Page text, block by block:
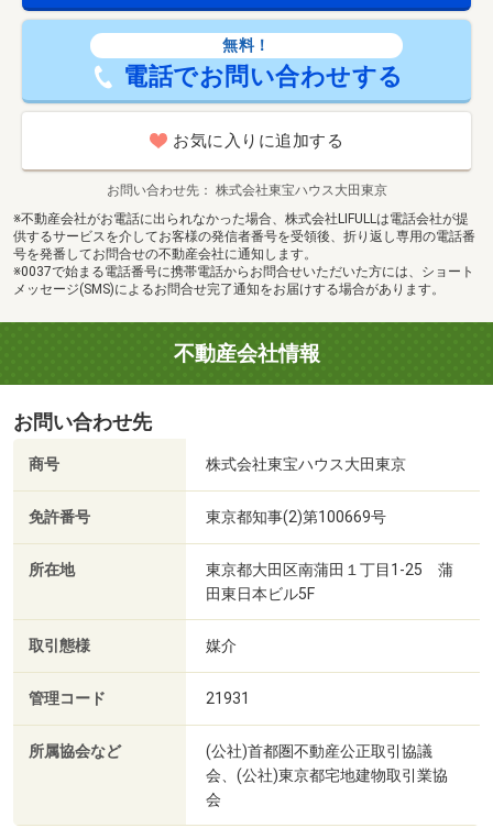
無料！
電話でお問い合わせする
お気に入りに追加する
お問い合わせ先
株式会社東宝ハウス大田東京
※不動産会社がお電話に出られなかった場合、株式会社LIFULLは電話会社が提
供するサービスを介してお客様の発信者番号を受領後、折り返し専用の電話番
号を発番してお問合せの不動産会社に通知します。
※0037で始まる電話番号に携帯電話からお問合せいただいた方には、ショート
メッセージ(SMS)によるお問合せ完了通知をお届けする場合があります。
不動産会社情報
お問い合わせ先
商号 株式会社東宝ハウス大田東京
免許番号 東京都知事(2)第100669号
所在地
東京都大田区南蒲田１丁目1-25 蒲
田東日本ビル5F
取引態様 媒介
管理コード 21931
所属協会など
(公社)首都圏不動産公正取引協議
会、(公社)東京都宅地建物取引業協
会